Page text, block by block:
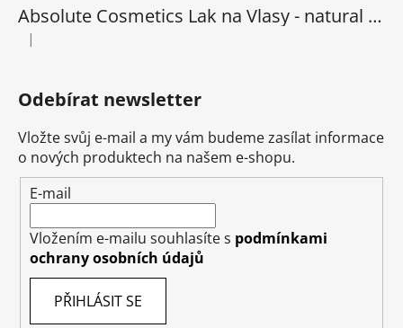
Absolute Cosmetics Lak na Vlasy - natural 1000 ml
Hodnocení produktu je 5 z 5 hvězdiček.
|
Odebírat newsletter
Vložte svůj e-mail a my vám budeme zasílat informace
o nových produktech na našem e-shopu.
E-mail
Vložením e-mailu souhlasíte s podmínkami
ochrany osobních údajů
PŘIHLÁSIT SE